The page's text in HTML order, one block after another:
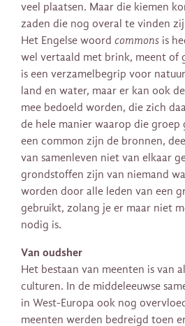
veel plaatsen. Maar die kiemen
zaden die nog overal te vinden
Het Engelse woord commons is
wel vertaald met brink, meent of
is een verzamelbegrip voor
land en water, maar er kan ook
mee bedoeld worden, die zich
de hele manier waarop die groep
een common zijn de bronnen,
van samenleven niet van elkaar
grondstoffen zijn van niemand
worden door alle leden van een
gebruikt, zolang je er maar niet
nodig is.
Van oudsher
Het bestaan van meenten is van
culturen. In de middeleeuwse
in West-Europa ook nog
meenten werden bedreigd toen